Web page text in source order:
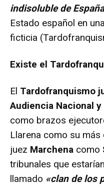
indisoluble de
Estado español en
ficticia
Existe el
El Tardofranquismo
Audiencia Nacional
como brazos
Llarena como su
juez Marchena como
tribunales que
llamado «clan de los